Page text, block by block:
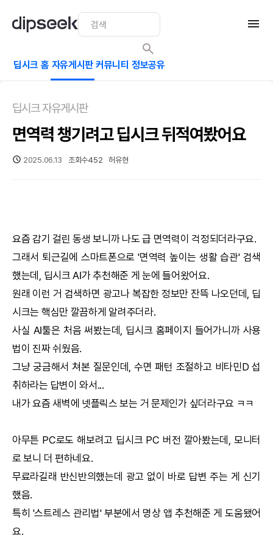
딥시크 홈 자유게시판 커뮤니티 정보공유
딥시크 자유게시판
면역력 챙기려고 딥시크 뒤적여봤어요
2025.06.13 조회수452 허유현
요즘 감기 걸린 동생 보니까 나도 급 면역력이 걱정되더라구요.
그래서 퇴근길에 스마트폰으로 '면역력 높이는 생활 습관' 검색
했는데, 딥시크 AI가 추천해준 게 눈에 들어왔어요.
원래 이런 거 검색하면 광고나 복잡한 정보만 잔뜩 나오던데, 딥
시크는 핵심만 깔끔하게 알려주더라.
사실 AI툴은 처음 써봤는데, 딥시크 홈페이지 들어가니까 사용
법이 진짜 쉬웠음.
그냥 궁금해서 쳐본 질문인데, 수면 패턴 조절하고 비타민D 섭
취하라는 답변이 와서...
내가 요즘 새벽에 넷플릭스 보는 거 문제인가 싶더라구요 ㅋㅋ
아무튼 PC로도 해보려고 딥시크 PC 버전 깔아봤는데, 모니터
로 보니 더 편하네요.
무료라길래 반신반의했는데 광고 없이 바로 답변 주는 게 신기
했음.
특히 '스트레스 관리법' 부분에서 명상 앱 추천해준 게 도움됐어
요.